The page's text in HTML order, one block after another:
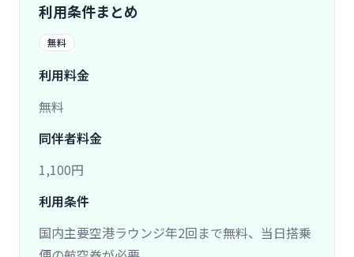
利用条件まとめ
無料
利用料金
無料
同伴者料金
1,100円
利用条件
国内主要空港ラウンジ年2回まで無料、当日搭乗